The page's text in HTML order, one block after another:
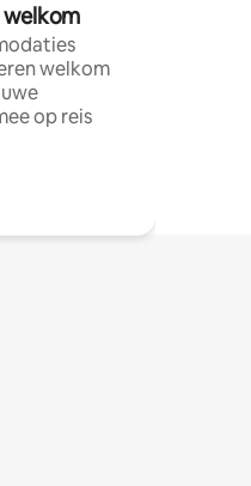
welkom
welkom
op reis